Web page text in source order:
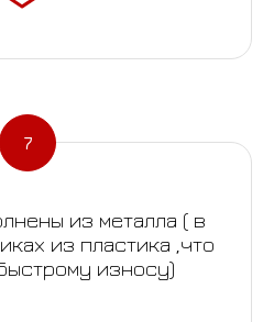
из металла ( в
из пластика ,что
износу)